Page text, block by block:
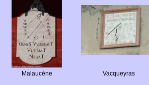
Malaucène Vacqueyras